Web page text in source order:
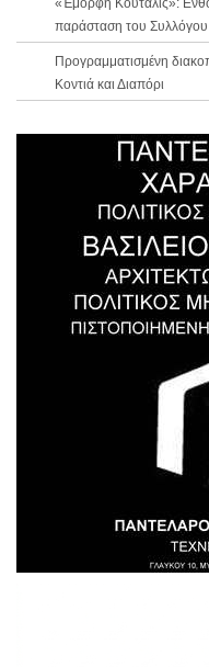
παράσταση του
Προγραμματισμένη
Κοντιά και Διαπόρι